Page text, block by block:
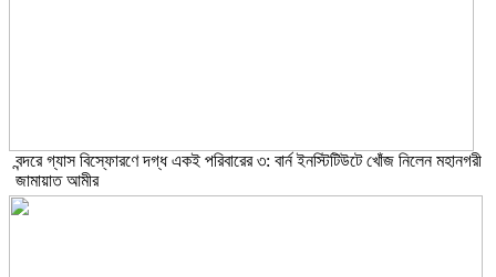
বন্দরে গ্যাস বিস্ফোরণে দগ্ধ একই পরিবারের ৩: বার্ন ইনস্টিটিউটে খোঁজ নিলেন মহানগরী
জামায়াত আমীর